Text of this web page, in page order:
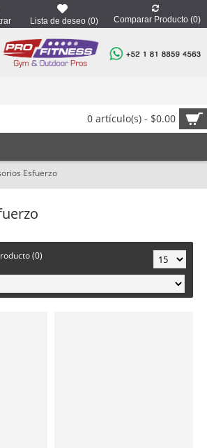
Lista de deseo (0) Comparar Producto (0)
0 artículo(s) - $0.00
Esfuerzo
(0)